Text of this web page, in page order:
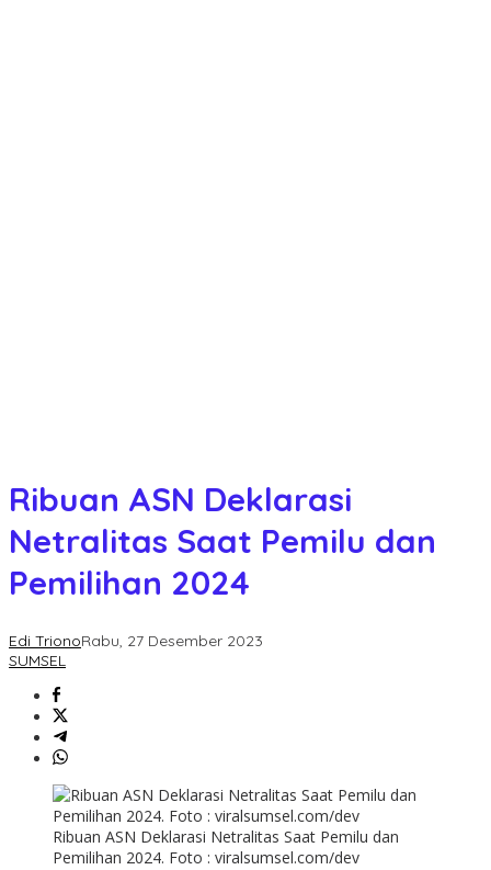
Ribuan ASN Deklarasi
Netralitas Saat Pemilu dan
Pemilihan 2024
Edi TrionoRabu, 27 Desember 2023
SUMSEL
Ribuan ASN Deklarasi Netralitas Saat Pemilu dan
Pemilihan 2024. Foto : viralsumsel.com/dev